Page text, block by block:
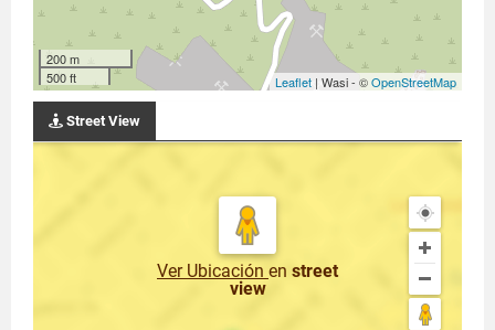
200 m
500 ft
Leaflet | Wasi - ©OpenStreetMap
Street View
Ver Ubicación en street
view